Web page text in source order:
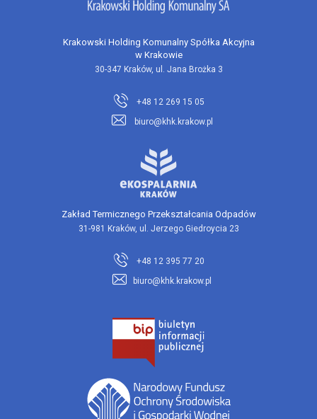
Krakowski Holding Komunalny Spółka Akcyjna
w Krakowie
30-347 Kraków, ul. Jana Brożka 3
+48 12 269 15 05
biuro@khk.krakow.pl
Zakład Termicznego Przekształcania Odpadów
31-981 Kraków, ul. Jerzego Giedroycia 23
+48 12 395 77 20
biuro@khk.krakow.pl